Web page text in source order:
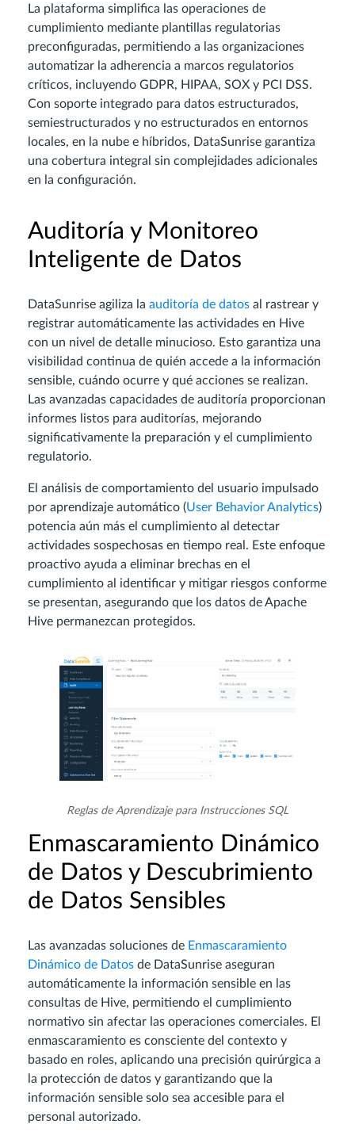
La plataforma simplifica las operaciones de
cumplimiento mediante plantillas regulatorias
preconfiguradas, permitiendo a las organizaciones
automatizar la adherencia a marcos regulatorios
críticos, incluyendo GDPR, HIPAA, SOX y PCI DSS.
Con soporte integrado para datos estructurados,
semiestructurados y no estructurados en entornos
locales, en la nube e híbridos, DataSunrise garantiza
una cobertura integral sin complejidades adicionales
en la configuración.
Auditoría y Monitoreo
Inteligente de Datos
DataSunrise agiliza la auditoría de datos al rastrear y
registrar automáticamente las actividades en Hive
con un nivel de detalle minucioso. Esto garantiza una
visibilidad continua de quién accede a la información
sensible, cuándo ocurre y qué acciones se realizan.
Las avanzadas capacidades de auditoría proporcionan
informes listos para auditorías, mejorando
significativamente la preparación y el cumplimiento
regulatorio.
El análisis de comportamiento del usuario impulsado
por aprendizaje automático (User Behavior Analytics)
potencia aún más el cumplimiento al detectar
actividades sospechosas en tiempo real. Este enfoque
proactivo ayuda a eliminar brechas en el
cumplimiento al identificar y mitigar riesgos conforme
se presentan, asegurando que los datos de Apache
Hive permanezcan protegidos.
Reglas de Aprendizaje para Instrucciones SQL
Enmascaramiento Dinámico
de Datos y Descubrimiento
de Datos Sensibles
Las avanzadas soluciones de Enmascaramiento
Dinámico de Datos de DataSunrise aseguran
automáticamente la información sensible en las
consultas de Hive, permitiendo el cumplimiento
normativo sin afectar las operaciones comerciales. El
enmascaramiento es consciente del contexto y
basado en roles, aplicando una precisión quirúrgica a
la protección de datos y garantizando que la
información sensible solo sea accesible para el
personal autorizado.